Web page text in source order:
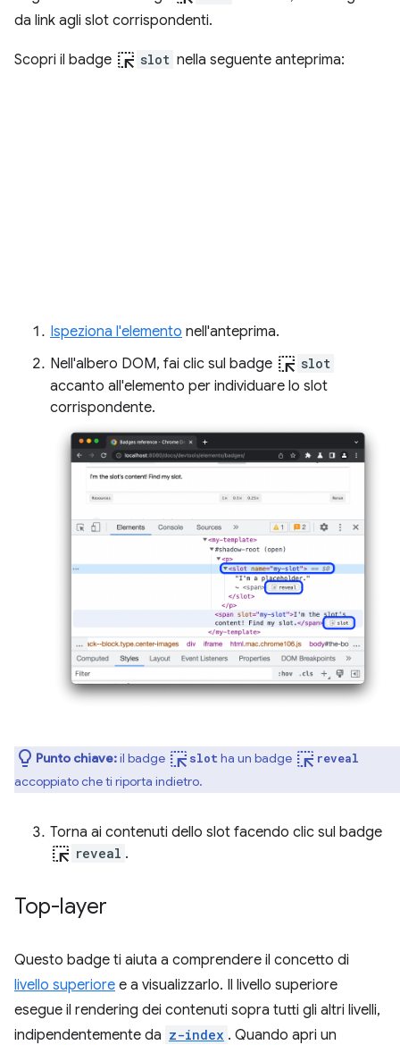
da link agli slot corrispondenti.
Scopri il badge ink_selection slot nella seguente anteprima:
Ispeziona l'elemento nell'anteprima.
Nell'albero DOM, fai clic sul badge ink_selection slot
accanto all'elemento per individuare lo slot
corrispondente.
Punto chiave:il badge ink_selection slotha un badge ink_selection reveal
accoppiato che ti riporta indietro.
Torna ai contenuti dello slot facendo clic sul badge
ink_selection reveal .
Top-layer
Questo badge ti aiuta a comprendere il concetto di
livello superiore e a visualizzarlo. Il livello superiore
esegue il rendering dei contenuti sopra tutti gli altri livelli,
indipendentemente da z-index . Quando apri un